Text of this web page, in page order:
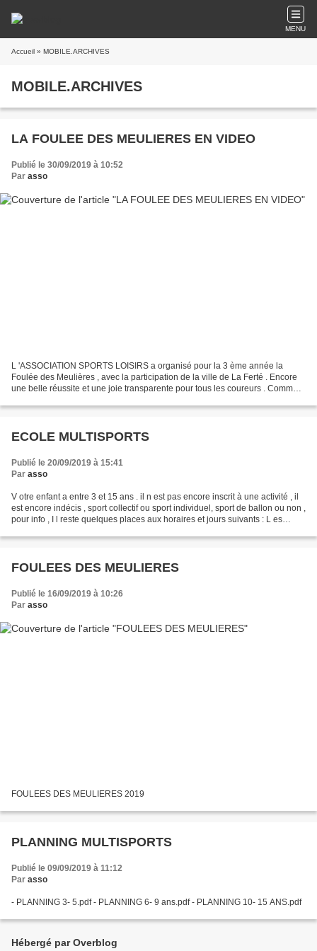
MENU
Accueil » MOBILE.ARCHIVES
MOBILE.ARCHIVES
LA FOULEE DES MEULIERES EN VIDEO
Publié le 30/09/2019 à 10:52
Par asso
L 'ASSOCIATION SPORTS LOISIRS a organisé pour la 3 ème année la
Foulée des Meulières , avec la participation de la ville de La Ferté . Encore
une belle réussite et une joie transparente pour tous les coureurs . Comme
ECOLE MULTISPORTS
Publié le 20/09/2019 à 15:41
Par asso
V otre enfant a entre 3 et 15 ans . il n est pas encore inscrit à une activité , il
est encore indécis , sport collectif ou sport individuel, sport de ballon ou non ,
pour info , I l reste quelques places aux horaires et jours suivants : L es
FOULEES DES MEULIERES
Publié le 16/09/2019 à 10:26
Par asso
FOULEES DES MEULIERES 2019
PLANNING MULTISPORTS
Publié le 09/09/2019 à 11:12
Par asso
- PLANNING 3- 5.pdf - PLANNING 6- 9 ans.pdf - PLANNING 10- 15 ANS.pdf
Hébergé par Overblog